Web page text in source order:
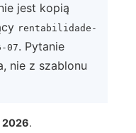
jest kopią
rentabilidade-
07. Pytanie
nie z szablonu
2026.